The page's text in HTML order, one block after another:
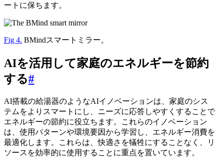
ートに保ちます。
Fig 4. BMindスマートミラー。
AIを活用して家庭のエネルギーを節約
する#
AI搭載の給湯器のようなAIイノベーションは、家庭のシス
テムをよりスマートにし、ニーズに応答しやすくすることで
エネルギーの節約に役立ちます。これらのイノベーション
は、使用パターンや環境要因から学習し、エネルギー消費を
最適化します。これらは、快適さを犠牲にすることなく、リ
ソースを効率的に使用することに重点を置いています。